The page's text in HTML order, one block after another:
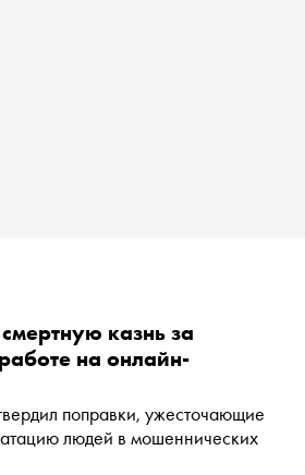
казнь за
на онлайн-
поправки, ужесточающие
людей в мошеннических